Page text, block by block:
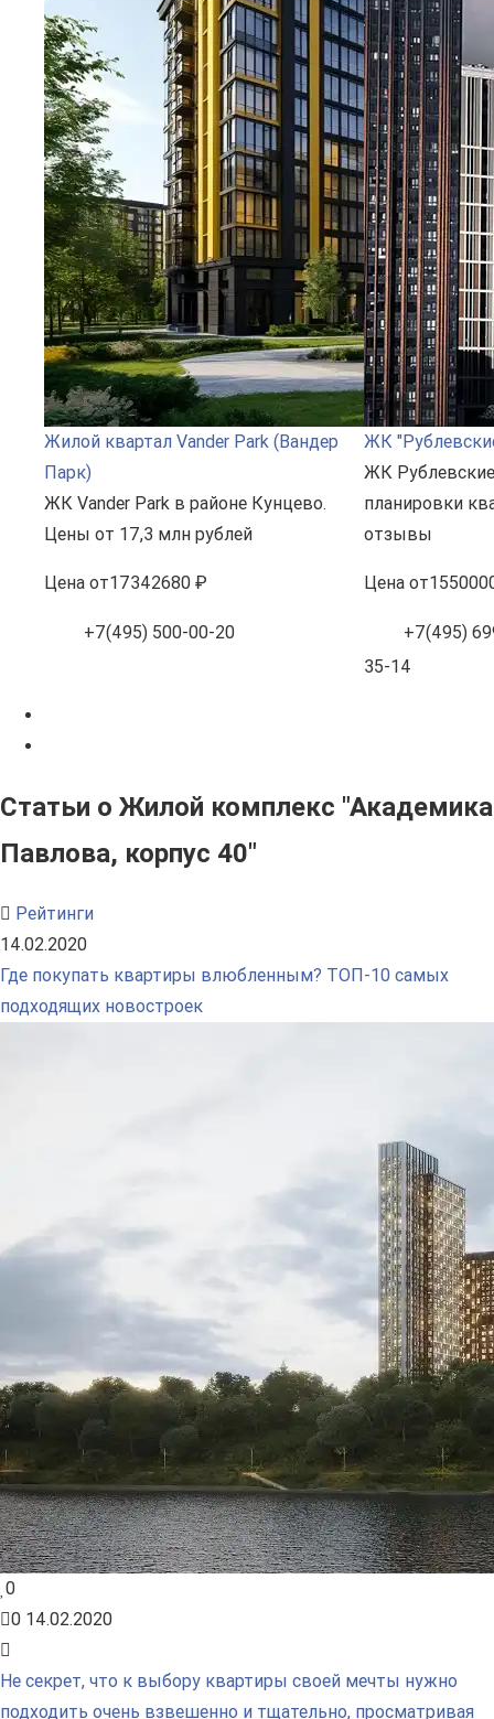
Жилой квартал Vander Park (Вандер
Парк)
ЖК Vander Park в районе Кунцево.
Цены от 17,3 млн рублей
Цена от17342680 ₽
+7(495) 500-00-20
ЖК
ЖК
планировки
отзывы
Цена от
+7(495)
35-14
Статьи о Жилой комплекс "Академика
Павлова, корпус 40"
Рейтинги
14.02.2020
Где покупать квартиры влюбленным? ТОП-10 самых
подходящих новостроек
0
0 14.02.2020
Не секрет, что к выбору квартиры своей мечты нужно
подходить очень взвешенно и тщательно, просматривая